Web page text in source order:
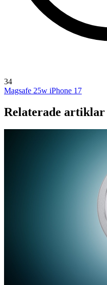
34
Magsafe 25w iPhone 17
Relaterade artiklar